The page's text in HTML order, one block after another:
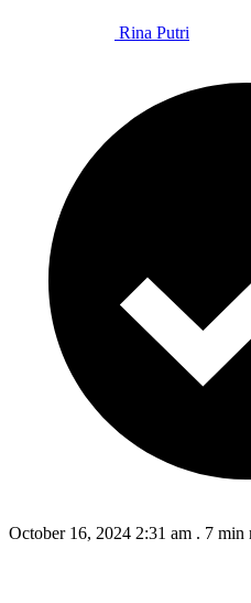
Rina Putri
October 16, 2024 2:31 am . 7 min